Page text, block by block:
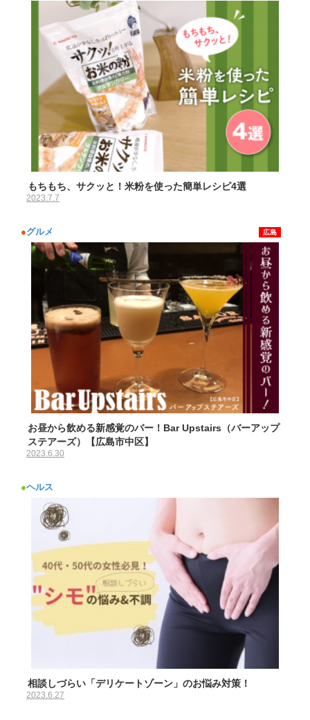
もちもち、サクッと！米粉を使った簡単レシピ4選
2023.7.7
●グルメ 広島
お昼から飲める新感覚のバー！Bar Upstairs（バーアップ
ステアーズ）【広島市中区】
2023.6.30
●ヘルス
相談しづらい「デリケートゾーン」のお悩み対策！
2023.6.27